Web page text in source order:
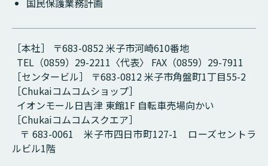
［本社］ 〒683-0852 米子市河崎610番地
TEL（0859）29-2211〈代表〉 FAX（0859）29-7911
［センタービル］ 〒683-0812 米子市角盤町1丁目55-2
［Chukaiコムコムショップ］
イオンモール日吉津 東館1F 自転車売場向かい
［Chukaiコムコムスクエア］
〒 683-0061 米子市四日市町127-1 ローズセントラ
ルビル1階